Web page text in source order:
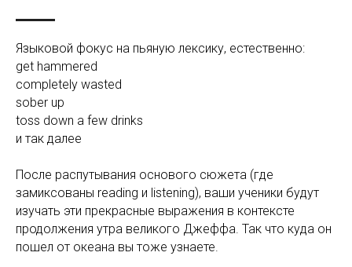
Языковой фокус на пьяную лексику, естественно:
get hammered
completely wasted
sober up
toss down a few drinks
и так далее
После распутывания основого сюжета (где
замиксованы reading и listening), ваши ученики будут
изучать эти прекрасные выражения в контексте
продолжения утра великого Джеффа. Так что куда он
пошел от океана вы тоже узнаете.